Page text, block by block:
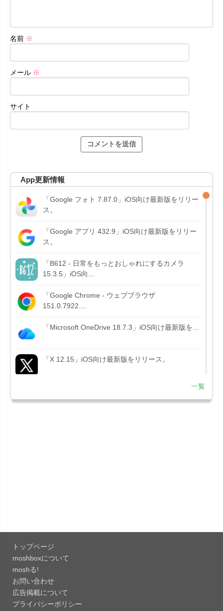
名前 ※
メール ※
サイト
App更新情報
「Google フォト 7.87.0」iOS向け最新版をリリー
ス。
「Google アプリ 432.9」iOS向け最新版をリリー
ス。
「B612 - 日常をもっとおしゃれにするカメラ
15.3.5」iOS向...
「Google Chrome - ウェブブラウザ
151.0.7922....
「Microsoft OneDrive 18.7.3」iOS向け最新版を...
「X 12.15」iOS向け最新版をリリース。
Liguid G...
「Evernote 11.28.2」Mac向け最新版をリリー
ス。AIプロ...
「Minecraft: クラフト、建築、サバイバル
26.40」iOS向...
一覧
トップページ
moshboxについて
moshる!
お問い合わせ
広告掲載について
プライバシーポリシー